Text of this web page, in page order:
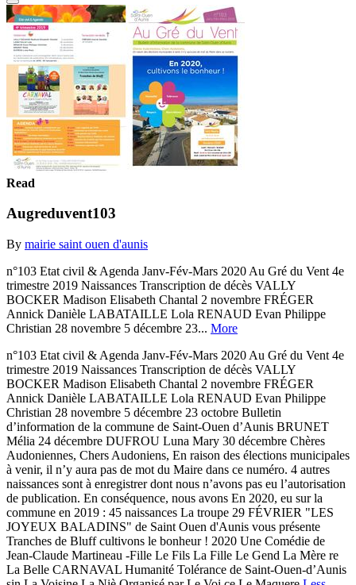
Read
Augreduvent103
By mairie saint ouen d'aunis
n°103 Etat civil & Agenda Janv-Fév-Mars 2020 Au Gré du Vent 4e
trimestre 2019 Naissances Transcription de décès VALLY
BOCKER Madison Elisabeth Chantal 2 novembre FRÉGER
Annick Danièle LABATAILLE Lola RENAUD Evan Philippe
Christian 28 novembre 5 décembre 23... More
n°103 Etat civil & Agenda Janv-Fév-Mars 2020 Au Gré du Vent 4e
trimestre 2019 Naissances Transcription de décès VALLY
BOCKER Madison Elisabeth Chantal 2 novembre FRÉGER
Annick Danièle LABATAILLE Lola RENAUD Evan Philippe
Christian 28 novembre 5 décembre 23 octobre Bulletin
d’information de la commune de Saint-Ouen d’Aunis BRUNET
Mélia 24 décembre DUFROU Luna Mary 30 décembre Chères
Audoniennes, Chers Audoniens, En raison des élections municipales
à venir, il n’y aura pas de mot du Maire dans ce numéro. 4 autres
naissances sont à enregistrer dont nous n’avons pas eu l’autorisation
de publication. En conséquence, nous avons En 2020, eu sur la
commune en 2019 : 45 naissances La troupe 29 FÉVRIER "LES
JOYEUX BALADINS" de Saint Ouen d'Aunis vous présente
Tranches de Bluff cultivons le bonheur ! 2020 Une Comédie de
Jean-Claude Martineau -Fille Le Fils La Fille Le Gend La Mère re
La Belle CARNAVAL Humanité Tolérance de Saint-Ouen-d’Aunis